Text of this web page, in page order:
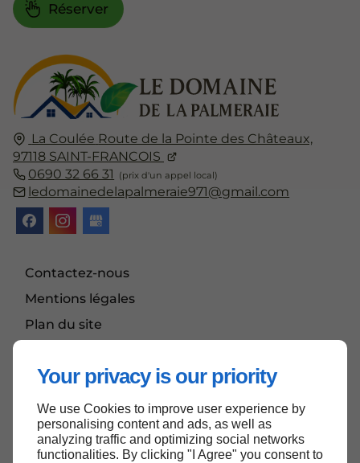
Your privacy is our priority
We use Cookies to improve user experience by
personalising content and ads, as well as
analyzing traffic and optimizing social networks
functionalities. By clicking "I Agree" you consent to
La Coulée Route de la Pointe des Châteaux,
97118 SAINT-FRANCOIS
0690 32 66 31
ledomainedelapalmeraie971@gmail.com
Contactez-nous
Mentions légales
Plan du site
Réserver
Haut de page